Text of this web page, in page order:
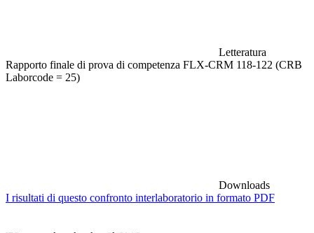
Letteratura
Rapporto finale di prova di competenza FLX-CRM 118-122 (CRB
Laborcode = 25)
Downloads
I risultati di questo confronto interlaboratorio in formato PDF